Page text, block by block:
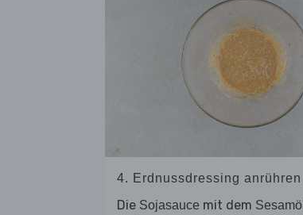
4. Erdnussdressing anrühren
Die Sojasauce mit dem Sesamöl